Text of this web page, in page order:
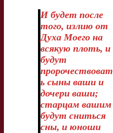
И будет после
того, излию от
Духа Моего на
всякую плоть, и
будут
пророчествоват
ь сыны ваши и
дочери ваши;
старцам вашим
будут сниться
сны, и юноши